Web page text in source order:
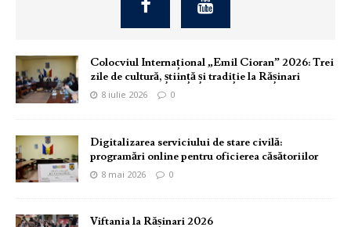
Colocviul Internațional „Emil Cioran” 2026: Trei
zile de cultură, știință și tradiție la Rășinari
8 iulie 2026 0
Digitalizarea serviciului de stare civilă:
programări online pentru oficierea căsătoriilor
8 mai 2026 0
Viftania la Rășinari 2026